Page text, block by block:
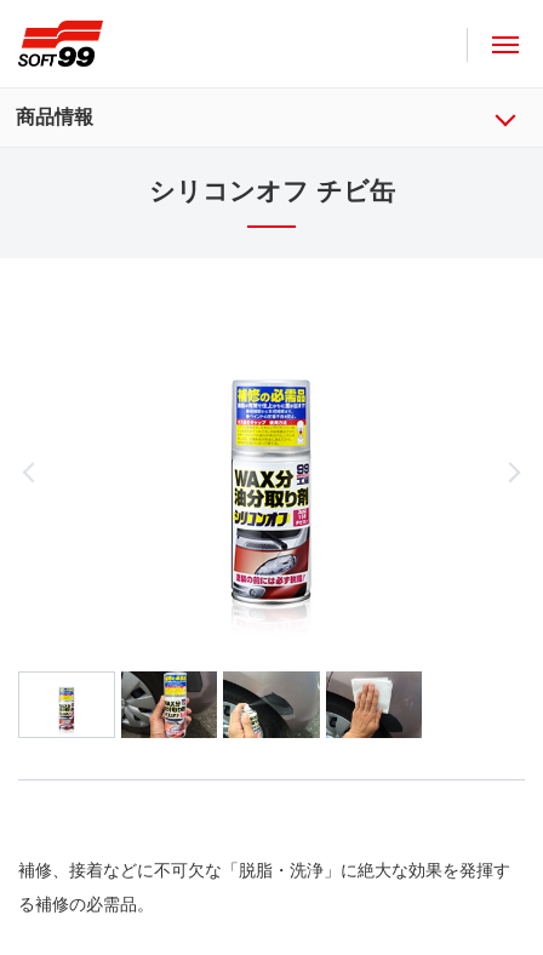
商品情報
シリコンオフ チビ缶
補修、接着などに不可欠な「脱脂・洗浄」に絶大な効果を発揮す
る補修の必需品。